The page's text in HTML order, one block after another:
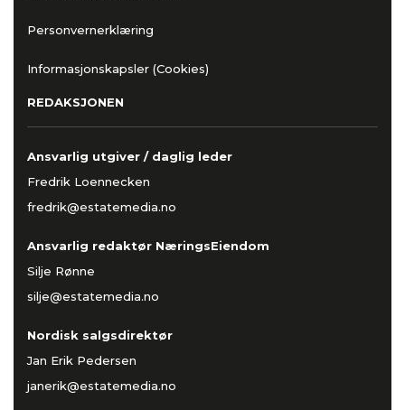
Personvernerklæring
Informasjonskapsler (Cookies)
REDAKSJONEN
Ansvarlig utgiver / daglig leder
Fredrik Loennecken
fredrik@estatemedia.no
Ansvarlig redaktør NæringsEiendom
Silje Rønne
silje@estatemedia.no
Nordisk salgsdirektør
Jan Erik Pedersen
janerik@estatemedia.no